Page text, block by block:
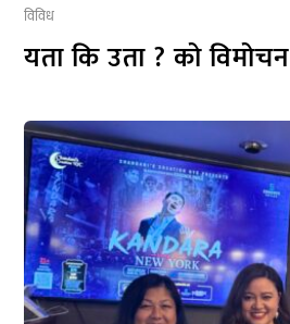
विविध
यता कि उता ? को विमोचन